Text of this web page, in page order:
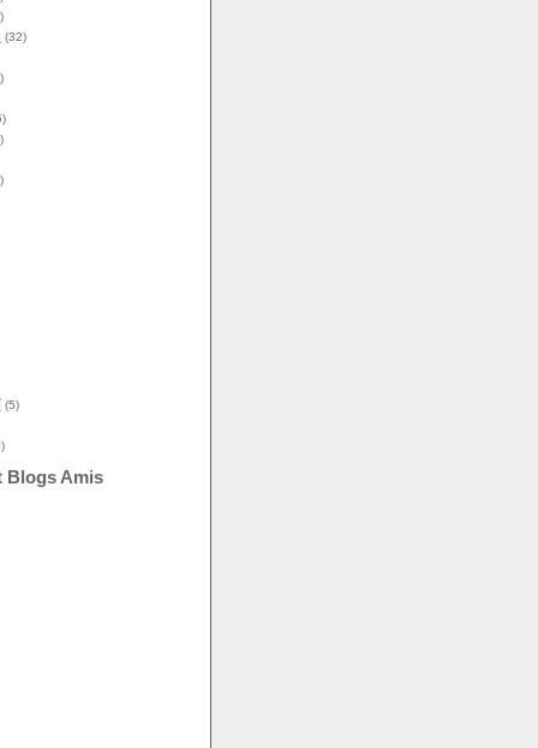
(32)
(5)
Blogs Amis